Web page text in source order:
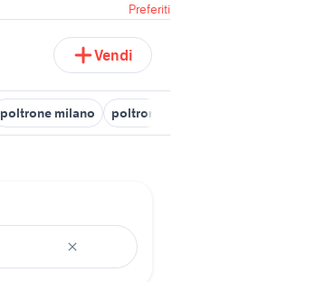
Preferiti
Vendi
poltrone milano poltrone arredamento Roma